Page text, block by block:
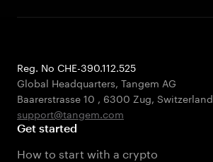
Reg. No CHE-390.112.525
Global Headquarters, Tangem AG
Baarerstrasse 10 , 6300 Zug, Switzerland
support@tangem.com
Get started
How to start with a crypto